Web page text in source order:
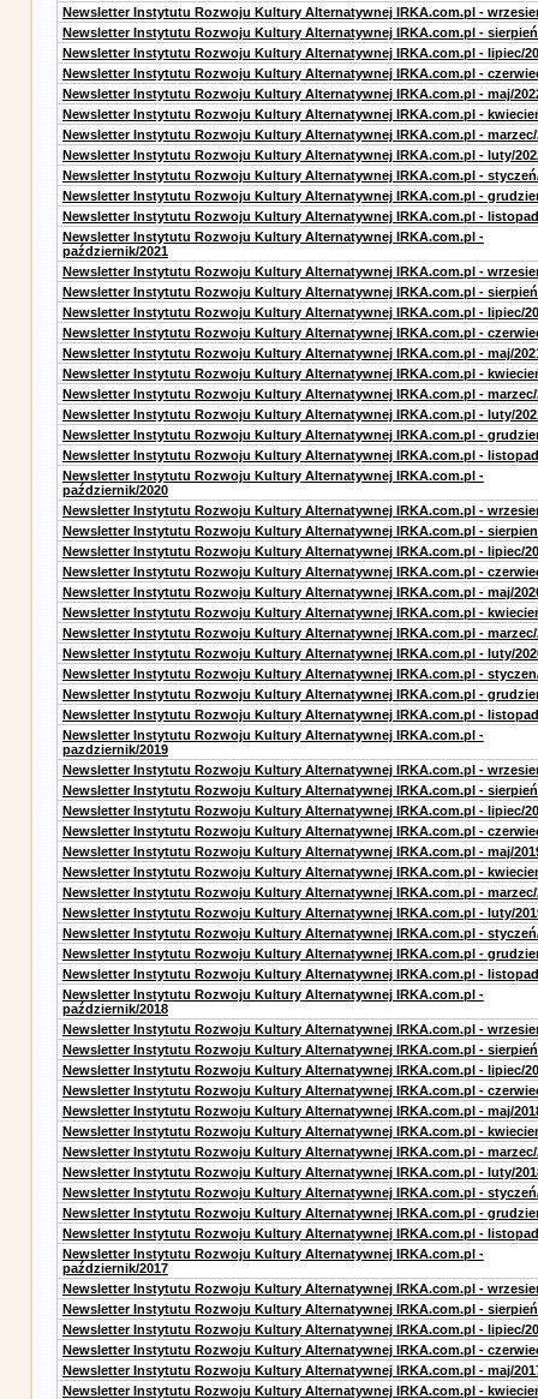
Newsletter Instytutu Rozwoju Kultury Alternatywnej IRKA.com.pl -
Newsletter Instytutu Rozwoju Kultury Alternatywnej IRKA.com.pl -
Newsletter Instytutu Rozwoju Kultury Alternatywnej IRKA.com.pl - lipiec/
Newsletter Instytutu Rozwoju Kultury Alternatywnej IRKA.com.pl -
Newsletter Instytutu Rozwoju Kultury Alternatywnej IRKA.com.pl - maj/
Newsletter Instytutu Rozwoju Kultury Alternatywnej IRKA.com.pl -
Newsletter Instytutu Rozwoju Kultury Alternatywnej IRKA.com.pl - marzec/
Newsletter Instytutu Rozwoju Kultury Alternatywnej IRKA.com.pl - luty/
Newsletter Instytutu Rozwoju Kultury Alternatywnej IRKA.com.pl -
Newsletter Instytutu Rozwoju Kultury Alternatywnej IRKA.com.pl -
Newsletter Instytutu Rozwoju Kultury Alternatywnej IRKA.com.pl -
Newsletter Instytutu Rozwoju Kultury Alternatywnej IRKA.com.pl -
październik/2021
Newsletter Instytutu Rozwoju Kultury Alternatywnej IRKA.com.pl -
Newsletter Instytutu Rozwoju Kultury Alternatywnej IRKA.com.pl -
Newsletter Instytutu Rozwoju Kultury Alternatywnej IRKA.com.pl - lipiec/
Newsletter Instytutu Rozwoju Kultury Alternatywnej IRKA.com.pl -
Newsletter Instytutu Rozwoju Kultury Alternatywnej IRKA.com.pl - maj/
Newsletter Instytutu Rozwoju Kultury Alternatywnej IRKA.com.pl -
Newsletter Instytutu Rozwoju Kultury Alternatywnej IRKA.com.pl - marzec/
Newsletter Instytutu Rozwoju Kultury Alternatywnej IRKA.com.pl - luty/
Newsletter Instytutu Rozwoju Kultury Alternatywnej IRKA.com.pl -
Newsletter Instytutu Rozwoju Kultury Alternatywnej IRKA.com.pl -
Newsletter Instytutu Rozwoju Kultury Alternatywnej IRKA.com.pl -
październik/2020
Newsletter Instytutu Rozwoju Kultury Alternatywnej IRKA.com.pl -
Newsletter Instytutu Rozwoju Kultury Alternatywnej IRKA.com.pl -
Newsletter Instytutu Rozwoju Kultury Alternatywnej IRKA.com.pl - lipiec/
Newsletter Instytutu Rozwoju Kultury Alternatywnej IRKA.com.pl -
Newsletter Instytutu Rozwoju Kultury Alternatywnej IRKA.com.pl - maj/
Newsletter Instytutu Rozwoju Kultury Alternatywnej IRKA.com.pl -
Newsletter Instytutu Rozwoju Kultury Alternatywnej IRKA.com.pl - marzec/
Newsletter Instytutu Rozwoju Kultury Alternatywnej IRKA.com.pl - luty/
Newsletter Instytutu Rozwoju Kultury Alternatywnej IRKA.com.pl -
Newsletter Instytutu Rozwoju Kultury Alternatywnej IRKA.com.pl -
Newsletter Instytutu Rozwoju Kultury Alternatywnej IRKA.com.pl -
Newsletter Instytutu Rozwoju Kultury Alternatywnej IRKA.com.pl -
pazdziernik/2019
Newsletter Instytutu Rozwoju Kultury Alternatywnej IRKA.com.pl -
Newsletter Instytutu Rozwoju Kultury Alternatywnej IRKA.com.pl -
Newsletter Instytutu Rozwoju Kultury Alternatywnej IRKA.com.pl - lipiec/
Newsletter Instytutu Rozwoju Kultury Alternatywnej IRKA.com.pl -
Newsletter Instytutu Rozwoju Kultury Alternatywnej IRKA.com.pl - maj/
Newsletter Instytutu Rozwoju Kultury Alternatywnej IRKA.com.pl -
Newsletter Instytutu Rozwoju Kultury Alternatywnej IRKA.com.pl - marzec/
Newsletter Instytutu Rozwoju Kultury Alternatywnej IRKA.com.pl - luty/
Newsletter Instytutu Rozwoju Kultury Alternatywnej IRKA.com.pl -
Newsletter Instytutu Rozwoju Kultury Alternatywnej IRKA.com.pl -
Newsletter Instytutu Rozwoju Kultury Alternatywnej IRKA.com.pl -
Newsletter Instytutu Rozwoju Kultury Alternatywnej IRKA.com.pl -
październik/2018
Newsletter Instytutu Rozwoju Kultury Alternatywnej IRKA.com.pl -
Newsletter Instytutu Rozwoju Kultury Alternatywnej IRKA.com.pl -
Newsletter Instytutu Rozwoju Kultury Alternatywnej IRKA.com.pl - lipiec/
Newsletter Instytutu Rozwoju Kultury Alternatywnej IRKA.com.pl -
Newsletter Instytutu Rozwoju Kultury Alternatywnej IRKA.com.pl - maj/
Newsletter Instytutu Rozwoju Kultury Alternatywnej IRKA.com.pl -
Newsletter Instytutu Rozwoju Kultury Alternatywnej IRKA.com.pl - marzec/
Newsletter Instytutu Rozwoju Kultury Alternatywnej IRKA.com.pl - luty/
Newsletter Instytutu Rozwoju Kultury Alternatywnej IRKA.com.pl -
Newsletter Instytutu Rozwoju Kultury Alternatywnej IRKA.com.pl -
Newsletter Instytutu Rozwoju Kultury Alternatywnej IRKA.com.pl -
Newsletter Instytutu Rozwoju Kultury Alternatywnej IRKA.com.pl -
październik/2017
Newsletter Instytutu Rozwoju Kultury Alternatywnej IRKA.com.pl -
Newsletter Instytutu Rozwoju Kultury Alternatywnej IRKA.com.pl -
Newsletter Instytutu Rozwoju Kultury Alternatywnej IRKA.com.pl - lipiec/
Newsletter Instytutu Rozwoju Kultury Alternatywnej IRKA.com.pl -
Newsletter Instytutu Rozwoju Kultury Alternatywnej IRKA.com.pl - maj/
Newsletter Instytutu Rozwoju Kultury Alternatywnej IRKA.com.pl -